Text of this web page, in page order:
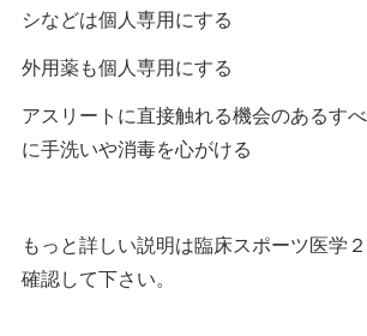
シなどは個人専用にする
外用薬も個人専用にする
アスリートに直接触れる機会のあるす
に手洗いや消毒を心がける
もっと詳しい説明は臨床スポーツ医学
確認して下さい。